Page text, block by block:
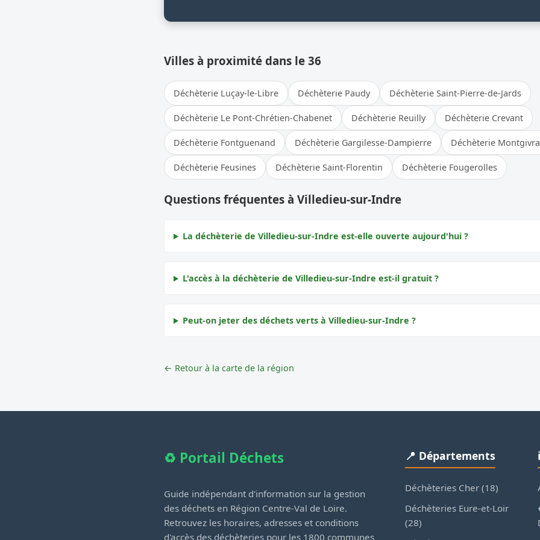
Villes à proximité dans le 36
Déchèterie Luçay-le-Libre Déchèterie Paudy Déchèterie Saint-Pierre-de-Jards
Déchèterie Le Pont-Chrétien-Chabenet Déchèterie Reuilly Déchèterie Crevant
Déchèterie Fontguenand Déchèterie Gargilesse-Dampierre Déchèterie
Déchèterie Feusines Déchèterie Saint-Florentin Déchèterie Fougerolles
Questions fréquentes à Villedieu-sur-Indre
La déchèterie de Villedieu-sur-Indre est-elle ouverte aujourd'hui ?
L'accès à la déchèterie de Villedieu-sur-Indre est-il gratuit ?
Peut-on jeter des déchets verts à Villedieu-sur-Indre ?
← Retour à la carte de la région
♻️ Portail Déchets
Guide indépendant d'information sur la gestion
des déchets en Région Centre-Val de Loire.
Retrouvez les horaires, adresses et conditions
d'accès des déchèteries pour les 1800 communes
📍 Départements
Déchèteries Cher (18)
Déchèteries Eure-et-Loir
(28)